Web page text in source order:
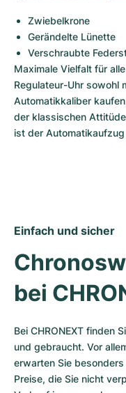
Zwiebelkrone
Gerändelte Lünette
Verschraubte
Maximale Vielfalt für
Regulateur-Uhr sowohl
Automatikkaliber
der klassischen
ist der
Einfach und sicher
bei
Bei CHRONEXT finden
und gebraucht. Vor
erwarten Sie
Preise, die Sie nicht